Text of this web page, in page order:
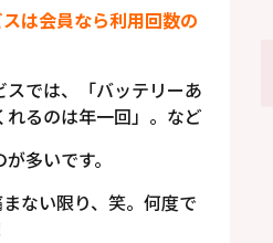
は会員なら利用回数の
では、「バッテリーあ
るのは年一回」。など
多いです。
ない限り、笑。何度で